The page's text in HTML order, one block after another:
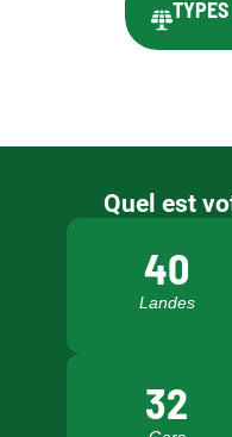
Quel est
40
Landes
32